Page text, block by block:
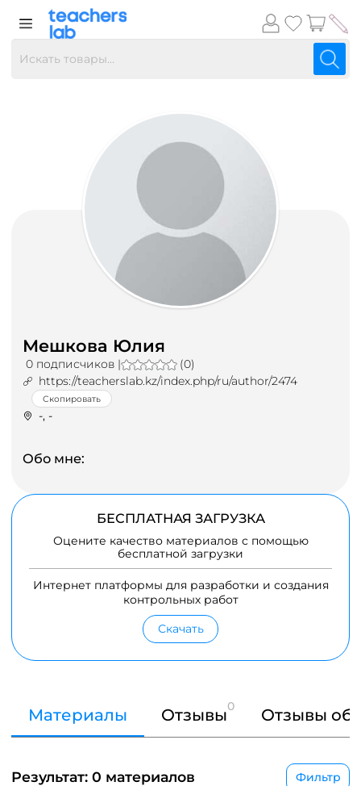
Мешкова Юлия
0 подписчиков |
(0)
https://teacherslab.kz/index.php/ru/author/2474
Скопировать
-, -
Обо мне:
БЕСПЛАТНАЯ ЗАГРУЗКА
Оцените качество материалов с помощью
бесплатной загрузки
Интернет платформы для разработки и создания
контрольных работ
Скачать
Материалы Отзывы0 Отзывы об
Результат: 0 материалов Фильтр